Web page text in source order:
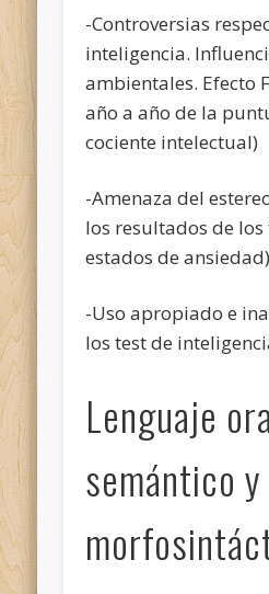
-Controversias
inteligencia.
ambientales. Efecto
año a año de la
cociente intelectual)
-Amenaza del
los resultados de
estados de
-Uso apropiado e
los test de
Lenguaje
semántico y